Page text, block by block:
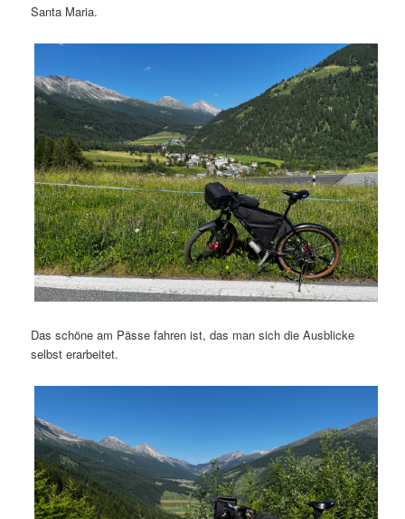
Santa Maria.
Das schöne am Pässe fahren ist, das man sich die Ausblicke
selbst erarbeitet.